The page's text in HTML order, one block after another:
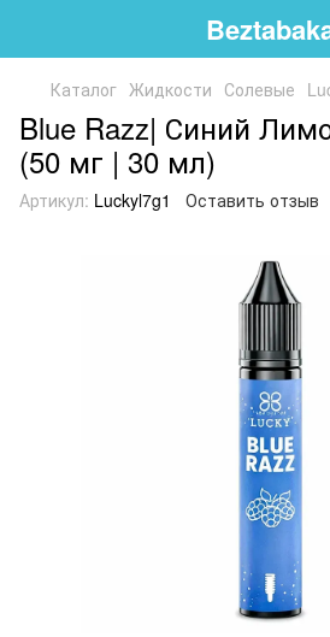
Каталог Жидкости Солевые
Blue Razz| Синий
(50 мг | 30 мл)
Артикул: Luckyl7g1 Оставить отзыв